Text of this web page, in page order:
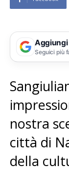
Aggiungi
Seguici più
nostra
città di
della